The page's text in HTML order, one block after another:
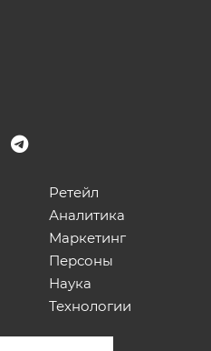
Ретейл
Аналитика
Маркетинг
Персоны
Наука
Технологии